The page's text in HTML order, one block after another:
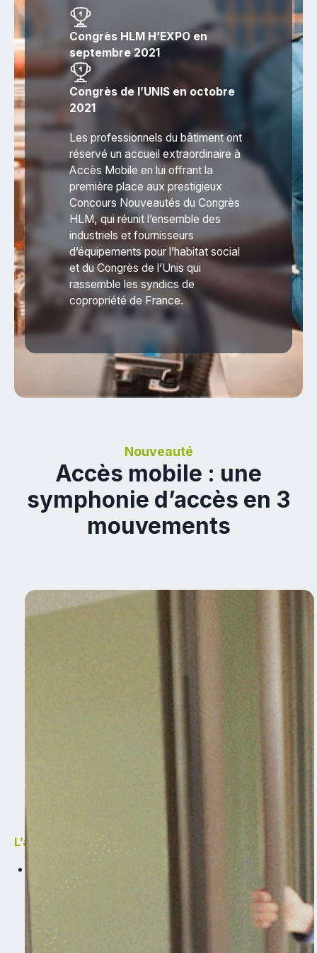
Congrès HLM H’EXPO en
septembre 2021
Congrès de l’UNIS en octobre
2021
Les professionnels du bâtiment ont
réservé un accueil extraordinaire à
Accès Mobile en lui offrant la
première place aux prestigieux
Concours Nouveautés du Congrès
HLM, qui réunit l’ensemble des
industriels et fournisseurs
d’équipements pour l’habitat social
et du Congrès de l’Unis qui
rassemble les syndics de
copropriété de France.
Nouveauté
Accès mobile : une
symphonie d’accès en 3
mouvements
L’accès main libre digital
À l’approche de la porte et avec son téléphone en
poche, le résident déverrouille sa porte de hall sans
rien faire, comme par magie… Plus besoin de sortir son
badge de sa poche ou de son sac, il peut aller et venir
dans son hall d’entrée sans aucune contrainte, même